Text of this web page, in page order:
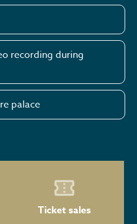
recording during
palace
Ticket sales